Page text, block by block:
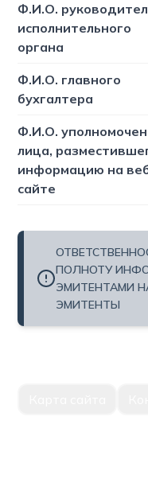
Ф.И.О.
исполнительного
органа
Ф.И.О. главного
бухгалтера
Ф.И.О.
лица,
информацию на
сайте
ПОЛНОТУ
ЭМИТЕНТАМИ
ЭМИТЕНТЫ